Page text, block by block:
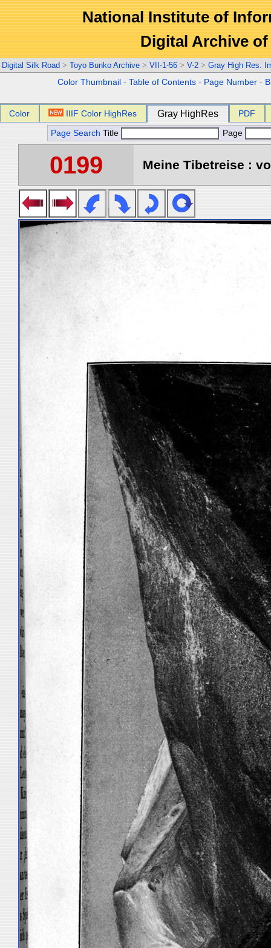
National Institute of
Digital Archive
Digital Silk Road > Toyo Bunko Archive > VII-1-56 > V-2 > Gray High Res.
Color Thumbnail -Table of Contents - Page Number -
Color IIIF Color HighRes Gray HighRes PDF
Page Search Title Page
0199 Meine Tibetreise :